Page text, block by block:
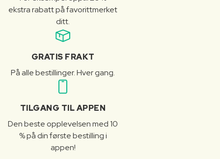
ekstra rabatt på favorittmerket
ditt.
GRATIS FRAKT
På alle bestillinger. Hver gang.
TILGANG TIL APPEN
Den beste opplevelsen med 10
% på din første bestilling i
appen!